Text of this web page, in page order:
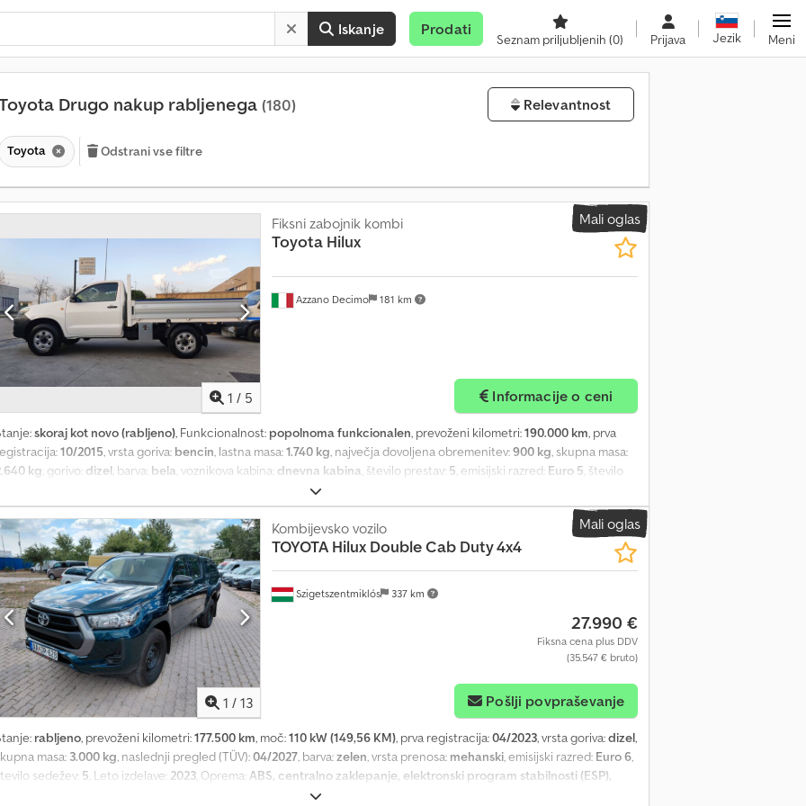
Iskanje Prodati
Seznam priljubljenih (0) Prijava Jezik Meni
Drugo nakup rabljenega (180) Relevantnost
Toyota Odstrani vse filtre
Mali oglas
1 / 5
Azzano Decimo 181 km
Fiksni zabojnik kombi
Toyota Hilux
Informacije o ceni
skoraj kot novo (rabljeno), Funkcionalnost: popolnoma funkcionalen, prevoženi kilometri:190.000 km, prva
10/2015, vrsta goriva: bencin, lastna masa:1.740 kg, največja dovoljena obremenitev:900 kg, skupna masa:
kg, gorivo: dizel, barva: bela, voznikova kabina: dnevna kabina, število prestav: 5, emisijski razred: Euro 5, število
Bluetooth, USB priključek, filter saj
euro 5B s 190.000 km, 2 sedeža, pogon na zadnja kolesa, ABS, ESP, popolnoma pregledana mehanika in
Vozilo opremljeno z novim fiksnim zabojnikom dimenzij 2530x1800x400 mm. Dcsdpjyxwh Asfx AcgekMali oglas
1 / 13
Szigetszentmiklós 337 km
Kombijevsko vozilo
TOYOTA Hilux Double Cab Duty 4x4
27.990 €
Fiksna cena plus DDV
(35.547 € bruto)
Pošlji povpraševanje
rabljeno, prevoženi kilometri:177.500 km, moč:110 kW (149,56 KM), prva registracija:04/2023, vrsta goriva:dizel,
masa: 3.000 kg, naslednji pregled (TÜV):04/2027, barva:zelen, vrsta prenosa: mehanski, emisijski razred: Euro 6,
sedežev: 5, Leto izdelave: 2023, Oprema: ABS, centralno zaklepanje, elektronski program stabilnosti (ESP),
, Prosimo, kontaktirajte nas tudi preko WhatsAppa/Viberja. E-